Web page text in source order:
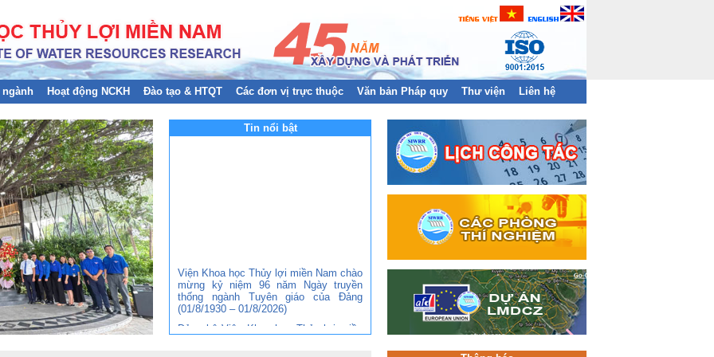
ngành Hoạt động NCKH Đào tạo & HTQT Các đơn vị trực thuộc Văn bản Pháp quy Thư viện Liên hệ
Tin nổi bật
mừng kỷ niệm 96 năm Ngày truyền
thống ngành Tuyên giáo của Đảng
(01/8/1930 – 01/8/2026)
Đảng bộ Viện Khoa học Thủy lợi miền
Nam tham gia Hội nghị trực tuyến toàn